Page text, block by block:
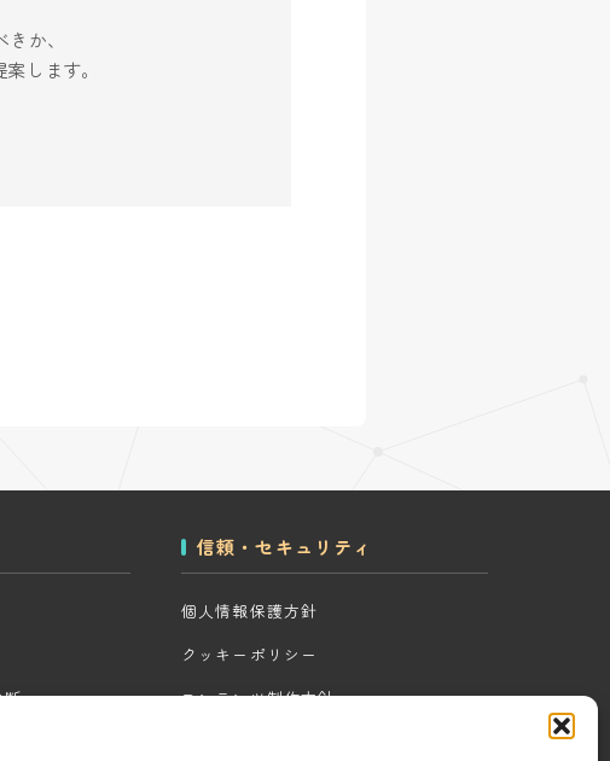
か、
します。
断
もりツール
信頼・セキュリティ
個人情報保護方針
クッキーポリシー
コンテンツ制作方針